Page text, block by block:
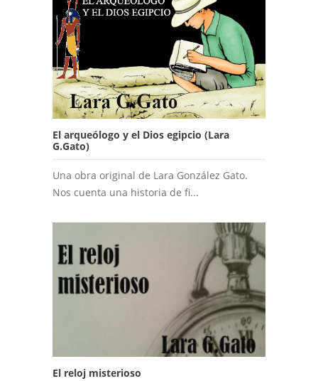
El arqueólogo y el Dios egipcio (Lara
G.Gato)
Una obra original de Lara González Gato.
Nos cuenta una historia de fi...
El reloj misterioso